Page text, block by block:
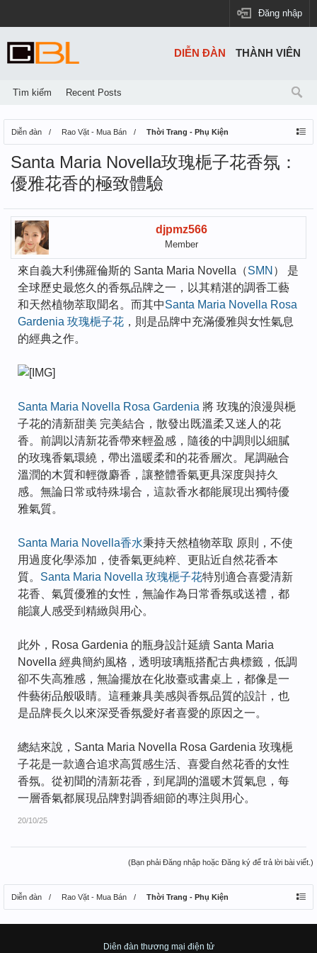
Đăng nhập
Diễn đàn Rao Vặt - Mua Bán Thời Trang - Phụ Kiện
Santa Maria Novella玫瑰梔子花香氛：
優雅花香的極致體驗
djpmz566
Member
來自義大利佛羅倫斯的 Santa Maria Novella（SMN ） 是
全球歷史最悠久的香氛品牌之一，以其精湛的調香工藝
和天然植物萃取聞名。而其中Santa Maria Novella Rosa
Gardenia 玫瑰梔子花 ，則是品牌中充滿優雅與女性氣息
的經典之作。
Santa Maria Novella Rosa Gardenia 將 玫瑰的浪漫與梔
子花的清新甜美 完美結合，散發出既溫柔又迷人的花
香。前調以清新花香帶來輕盈感，隨後的中調則以細膩
的玫瑰香氣環繞，帶出溫暖柔和的花香層次。尾調融合
溫潤的木質和輕微麝香，讓整體香氣更具深度與持久
感。無論日常或特殊場合，這款香水都能展現出獨特優
雅氣質。
Santa Maria Novella香水秉持天然植物萃取 原則，不使
用過度化學添加，使香氣更純粹、更貼近自然花香本
質。 Santa Maria Novella 玫瑰梔子花特別適合喜愛清新
花香、氣質優雅的女性，無論作為日常香氛或送禮，都
能讓人感受到精緻與用心。
此外，Rosa Gardenia 的瓶身設計延續 Santa Maria
Novella 經典簡約風格，透明玻璃瓶搭配古典標籤，低調
卻不失高雅感，無論擺放在化妝臺或書桌上，都像是一
件藝術品般吸睛。這種兼具美感與香氛品質的設計，也
是品牌長久以來深受香氛愛好者喜愛的原因之一。
總結來說，Santa Maria Novella Rosa Gardenia 玫瑰梔
子花是一款適合追求高質感生活、喜愛自然花香的女性
香氛。從初聞的清新花香，到尾調的溫暖木質氣息，每
一層香氣都展現品牌對調香細節的專注與用心。
20/10/25
(Bạn phải Đăng nhập hoặc Đăng ký để trả lời bài viết.)
Diễn đàn Rao Vặt - Mua Bán Thời Trang - Phụ Kiện
DIỄN ĐÀN
Tìm kiếm Recent Posts
THÀNH VIÊN
Diên đàn thương mại điện tử